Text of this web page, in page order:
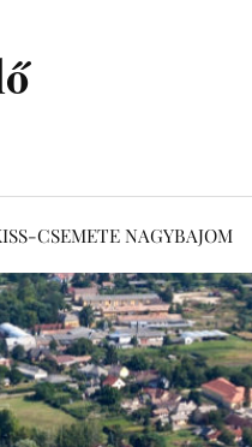
CSEMETE NAGYBAJOM